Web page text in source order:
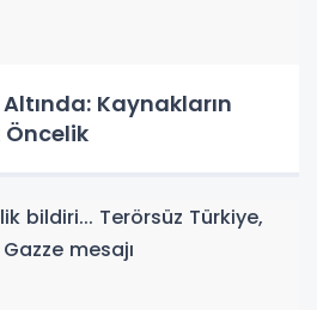
Kaynakların
Öncelik